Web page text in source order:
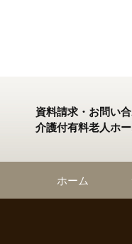
資料請求・お問い
介護付有料老人ホ
ホーム